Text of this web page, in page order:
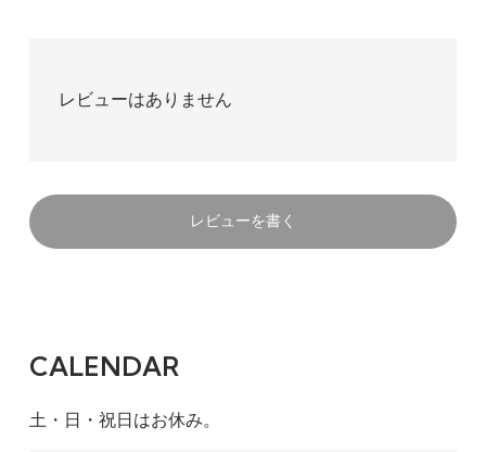
レビューはありません
レビューを書く
CALENDAR
土・日・祝日はお休み。